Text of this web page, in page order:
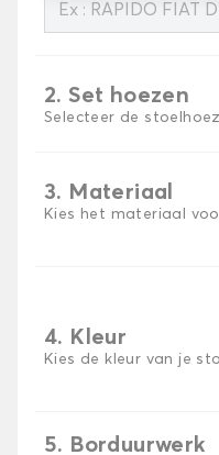
2. Set hoezen
Selecteer de
3. Materiaal
Kies het materiaal
4. Kleur
Kies de kleur van je
5. Borduurwerk